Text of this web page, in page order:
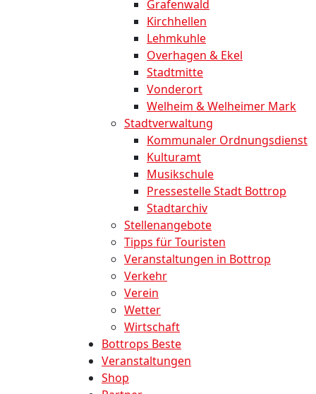
Grafenwald
Kirchhellen
Lehmkuhle
Overhagen & Ekel
Stadtmitte
Vonderort
Welheim & Welheimer Mark
Stadtverwaltung
Kommunaler Ordnungsdienst
Kulturamt
Musikschule
Pressestelle Stadt Bottrop
Stadtarchiv
Stellenangebote
Tipps für Touristen
Veranstaltungen in Bottrop
Verkehr
Verein
Wetter
Wirtschaft
Bottrops Beste
Veranstaltungen
Shop